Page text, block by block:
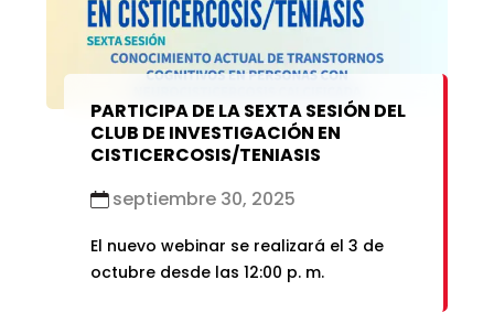
marzo 2021
febrero 2021
enero 2021
enero 2019
PARTICIPA DE LA SEXTA SESIÓN DEL
CLUB DE INVESTIGACIÓN EN
CISTICERCOSIS/TENIASIS
septiembre 30, 2025
El nuevo webinar se realizará el 3 de
octubre desde las 12:00 p. m.